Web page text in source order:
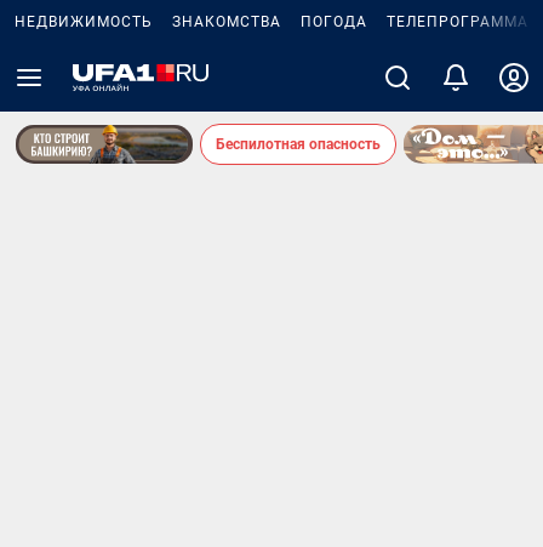
НЕДВИЖИМОСТЬ ЗНАКОМСТВА ПОГОДА ТЕЛЕПРОГРАММА
Беспилотная опасность